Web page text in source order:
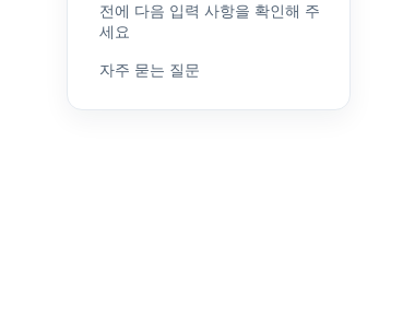
전에 다음 입력 사항을 확인해 주
세요
자주 묻는 질문